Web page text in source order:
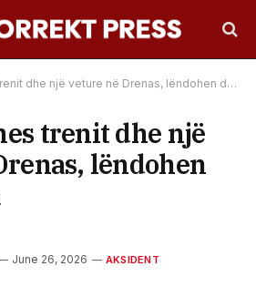
dhe një veture në Drenas, lëndohen dy persona
trenit dhe një
lëndohen
June 26, 2026 AKSIDENT